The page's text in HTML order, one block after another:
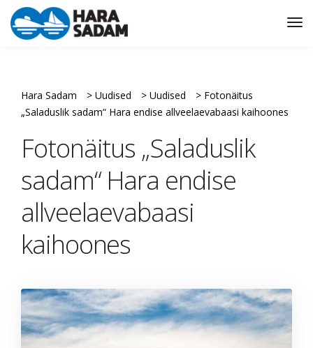
Hara Sadam > Uudised > Uudised > Fotonäitus
„Saladuslik sadam“ Hara endise allveelaevabaasi kaihoones
Fotonäitus „Saladuslik
sadam“ Hara endise
allveelaevabaasi
kaihoones